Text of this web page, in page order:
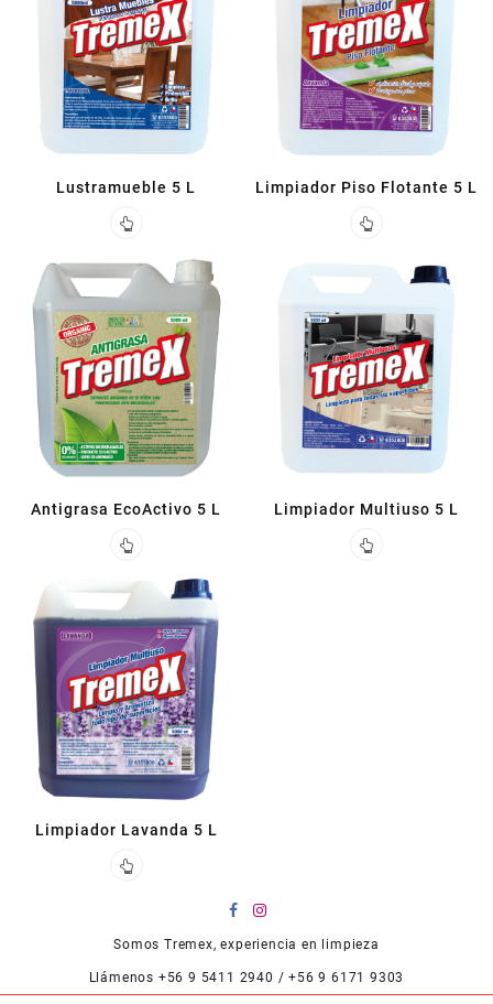
Lustramueble 5 L Limpiador Piso Flotante 5 L
Antigrasa EcoActivo 5 L Limpiador Multiuso 5 L
Limpiador Lavanda 5 L
Somos Tremex, experiencia en limpieza
Llámenos +56 9 5411 2940 / +56 9 6171 9303